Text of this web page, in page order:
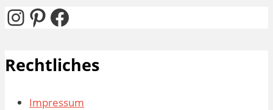
Instagram
Pinterest
Facebook
Rechtliches
Impressum